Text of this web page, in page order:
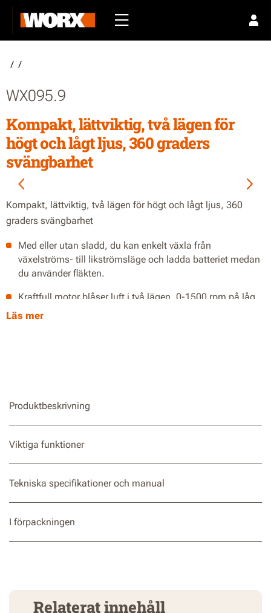
/ /
WX095.9
Kompakt, lättviktig, två lägen för
högt och lågt ljus, 360 graders
svängbarhet
Kompakt, lättviktig, två lägen för högt och lågt ljus, 360
graders svängbarhet
Med eller utan sladd, du kan enkelt växla från
växelströms- till likströmsläge och ladda batteriet medan
du använder fläkten.
Kraftfull motor blåser luft i två lägen, 0-1500 rpm på låg
nivå när du bara behöver en liten bris, eller 2500 rpm på
vinkeln kan vinklas 0-360° med en hängkrok och ett
bärhandtag så att du kan placera den nästan överallt.
hastighet eller 2 timmar på hög hastighet.
av Worx PowerShare-batterisystemet, du kan dela med
dig av alla Worx PowerShare 18V (20V MAX)-batterier.
Läs mer
Produktbeskrivning
Viktiga funktioner
Tekniska specifikationer och manual
I förpackningen
Relaterat innehåll